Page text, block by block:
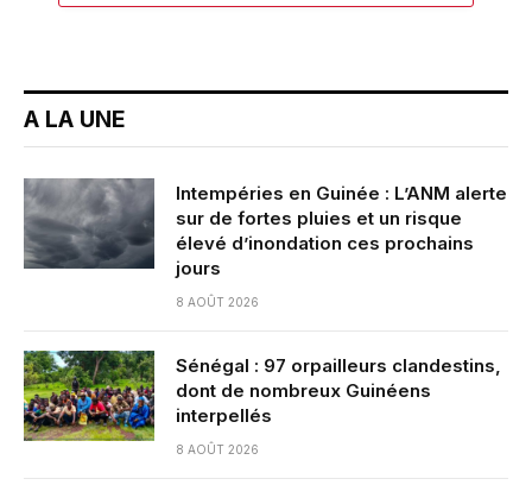
A LA UNE
Intempéries en Guinée : L’ANM alerte
sur de fortes pluies et un risque
élevé d’inondation ces prochains
jours
8 AOÛT 2026
Sénégal : 97 orpailleurs clandestins,
dont de nombreux Guinéens
interpellés
8 AOÛT 2026